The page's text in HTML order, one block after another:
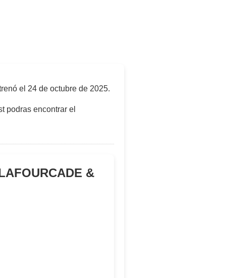
el 24 de octubre de 2025.
podras encontrar el
&